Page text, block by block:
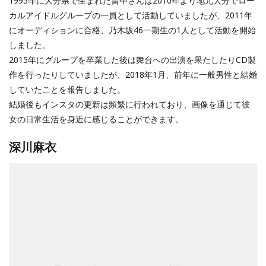
カルアイドルグループの一員として活動していましたが、2011年
にオーディションに合格、乃木坂46一期生の1人として活動を開始
しました。
2015年にグループを卒業した後は舞台への出演を果たしたりCD製
作を行ったりしていましたが、2018年1月、前年に一般男性と結婚
していたことを報告しました。
結婚後もインスタの更新は頻繁に行われており、画像を通じて彼
女の日常生活を身近に感じることができます。
深川麻衣